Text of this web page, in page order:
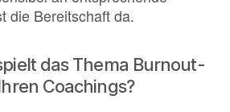
die Bereitschaft da.
das Thema Burnout-
Coachings?